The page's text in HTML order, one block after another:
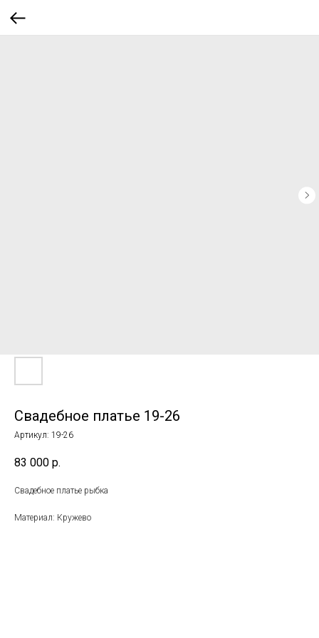
Свадебное платье 19-26
Артикул: 19-26
83 000 р.
Свадебное платье рыбка
Материал: Кружево